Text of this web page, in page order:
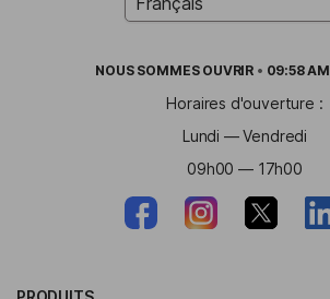
NOUS SOMMES OUVRIR • 09:58 AM
Horaires d'ouverture :
Lundi — Vendredi
09h00 — 17h00